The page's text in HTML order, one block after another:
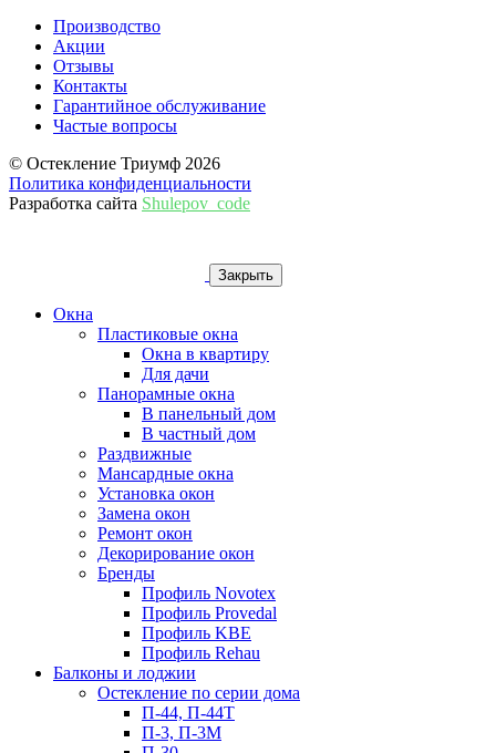
Производство
Акции
Отзывы
Контакты
Гарантийное обслуживание
Частые вопросы
© Остекление Триумф 2026
Политика конфиденциальности
Разработка сайта Shulepov_code
Закрыть
Окна
Пластиковые окна
Окна в квартиру
Для дачи
Панорамные окна
В панельный дом
В частный дом
Раздвижные
Мансардные окна
Установка окон
Замена окон
Ремонт окон
Декорирование окон
Бренды
Профиль Novotex
Профиль Provedal
Профиль KBE
Профиль Rehau
Балконы и лоджии
Остекление по серии дома
П-44, П-44Т
П-3, П-3М